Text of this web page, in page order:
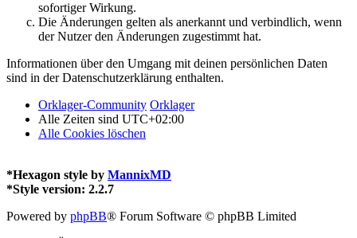
sofortiger Wirkung.
Die Änderungen gelten als anerkannt und verbindlich, wenn
der Nutzer den Änderungen zugestimmt hat.
Informationen über den Umgang mit deinen persönlichen Daten
sind in der Datenschutzerklärung enthalten.
Orklager-Community Orklager
Alle Zeiten sind UTC+02:00
Alle Cookies löschen
*Hexagon style by MannixMD
*Style version: 2.2.7
Powered by phpBB® Forum Software © phpBB Limited